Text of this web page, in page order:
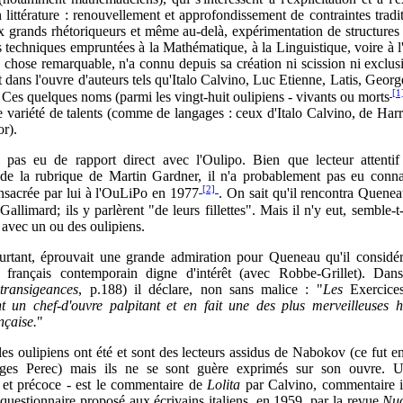
: renouvellement et approfondissement de contraintes
grands rhétoriqueurs et même au-delà, expérimentation de
techniques empruntées à la Mathématique, à la Linguistique, voire à
remarquable, n'a connu depuis sa création ni scission ni
dans l'ouvre d'auteurs tels qu'Italo Calvino, Luc Etienne, Latis,
quelques noms (parmi les vingt-huit oulipiens - vivants ou morts
variété de talents (comme de langages : ceux d'Italo Calvino, de
pas eu de rapport direct avec l'Oulipo. Bien que lecteur
la rubrique de Martin Gardner, il n'a probablement pas eu
par lui à l'OuLiPo en 1977 [2] . On sait qu'il rencontra
ils y parlèrent "de leurs fillettes". Mais il n'y eut, semble-
un ou des oulipiens.
éprouvait une grande admiration pour Queneau qu'il
français contemporain digne d'intérêt (avec Robbe-Grillet).
, p.188) il déclare, non sans malice : "Les
un chef-d'ouvre palpitant et en fait une des plus merveilleuses
"
oulipiens ont été et sont des lecteurs assidus de Nabokov (ce fut
Perec) mais ils ne se sont guère exprimés sur son ouvre.
et précoce - est le commentaire de Lolita par Calvino, commentaire